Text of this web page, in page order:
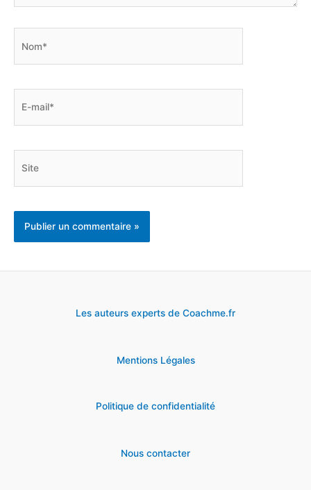
Les auteurs experts de Coachme.fr
Mentions Légales
Politique de confidentialité
Nous contacter